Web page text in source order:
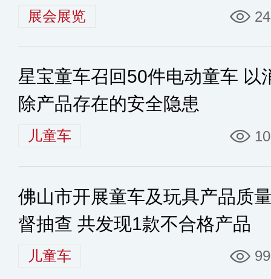
元展会展览
星宝童车召回50件电动童车 以
除产品存在的安全隐患
儿童车
佛山市开展童车及玩具产品质
督抽查 共发现1款不合格产品
儿童车 99